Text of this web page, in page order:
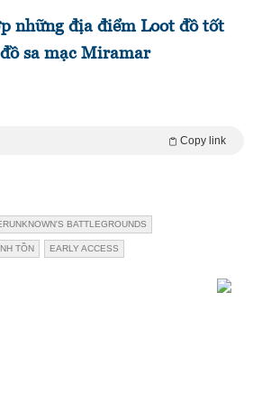
những địa điểm Loot đồ tốt
sa mạc Miramar
Copy link
BATTLEGROUNDS
TỒN EARLY ACCESS